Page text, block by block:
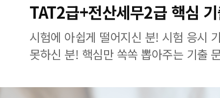
TAT2급+전산세무2급 핵심
시험에 아쉽게 떨어지신 분! 시험 응시
못하신 분! 핵심만 쏙쏙 뽑아주는 기출